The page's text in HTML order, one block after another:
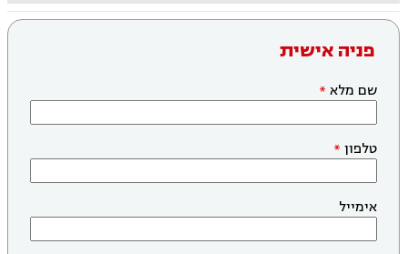
פניה אישית
שם מלא
טלפון
אימייל